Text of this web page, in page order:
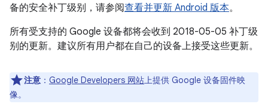
备的安全补丁级别，请参阅查看并更新 Android 版本。
所有受支持的 Google 设备都将会收到 2018-05-05 补丁级
别的更新。建议所有用户都在自己的设备上接受这些更新。
注意 ： Google Developers 网站上提供 Google 设备固件映
像。